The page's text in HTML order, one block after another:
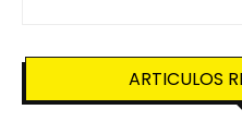
ARTICULOS